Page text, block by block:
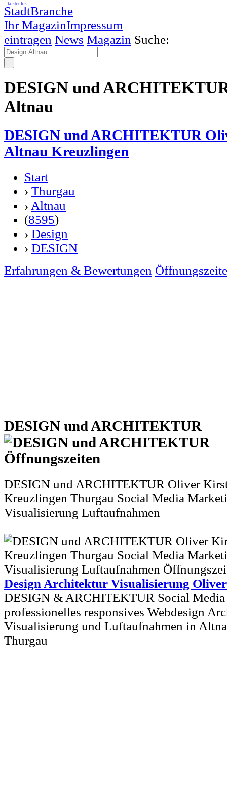
StadtBranche
Ihr MagazinImpressum
kostenlos
eintragen News Magazin Suche:
DESIGN und
Altnau
DESIGN und ARCHITEKTUR
Altnau Kreuzlingen
Start
› Thurgau
› Altnau
(8595)
› Design
› DESIGN
Erfahrungen & Bewertungen
DESIGN und ARCHITEKTUR
DESIGN und ARCHITEKTUR Oliver
Kreuzlingen Thurgau Social Media
Visualisierung Luftaufnahmen
Design Architektur Visualisierung Oliver
DESIGN & ARCHITEKTUR Social
professionelles responsives Webdesign
Visualisierung und Luftaufnahmen in
Thurgau